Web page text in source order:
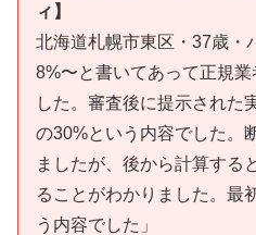
ィ】
北海道札幌市東区・37歳・
8%〜と書いてあって正規
した。審査後に提示された
の30%という内容でした。
ましたが、後から計算する
ることがわかりました。最
う内容でした」